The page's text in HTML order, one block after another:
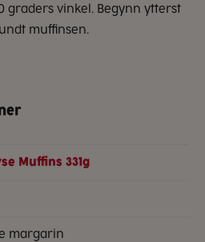
Muffins 331g
margarin
graders vinkel. Begynn ytterst
muffinsen.